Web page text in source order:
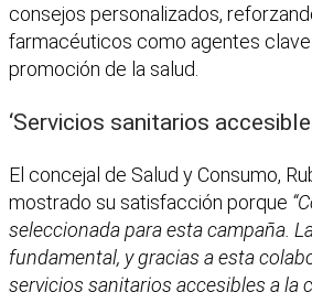
consejos personalizados,
farmacéuticos como agentes
promoción de la salud.
‘Servicios sanitarios
El concejal de Salud y Consumo,
mostrado su satisfacción porque
seleccionada para esta campaña.
fundamental, y gracias a esta
servicios sanitarios accesibles a la